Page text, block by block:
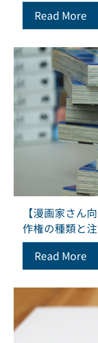
Read More
【漫画家さん
作権の種類と注
Read More